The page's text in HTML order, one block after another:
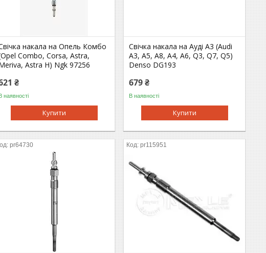
накала на Опель Комбо
Combo, Corsa, Astra,
Astra H) Ngk 97256
₴
наявності
Купити
Свічка накала на Ауді A3 (Audi
A3, A5, A8, A4, A6, Q3, Q7, Q5)
Denso DG193
679 ₴
В наявності
Купити
pr64730 pr115951